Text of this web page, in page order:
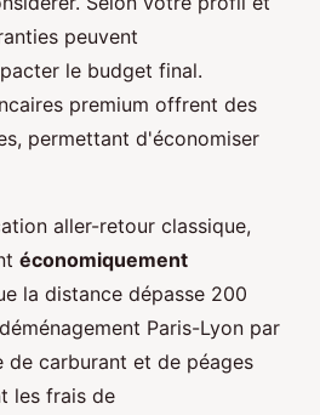
peuvent
le budget final.
premium offrent des
permettant d'économiser
aller-retour classique,
économiquement
la distance dépasse 200
Paris-Lyon par
de carburant et de péages
les frais de